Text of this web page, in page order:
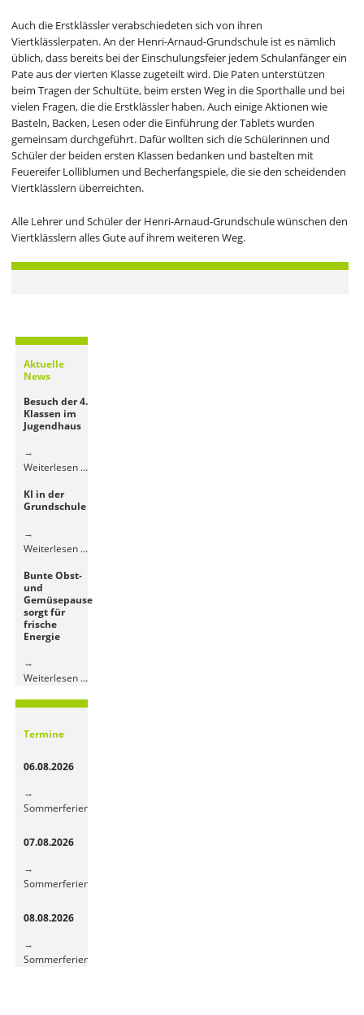
Auch die Erstklässler verabschiedeten sich von ihren
Viertklässlerpaten. An der Henri-Arnaud-Grundschule ist es nämlich
üblich, dass bereits bei der Einschulungsfeier jedem Schulanfänger ein
Pate aus der vierten Klasse zugeteilt wird. Die Paten unterstützen
beim Tragen der Schultüte, beim ersten Weg in die Sporthalle und bei
vielen Fragen, die die Erstklässler haben. Auch einige Aktionen wie
Basteln, Backen, Lesen oder die Einführung der Tablets wurden
gemeinsam durchgeführt. Dafür wollten sich die Schülerinnen und
Schüler der beiden ersten Klassen bedanken und bastelten mit
Feuereifer Lolliblumen und Becherfangspiele, die sie den scheidenden
Viertklässlern überreichten.
Alle Lehrer und Schüler der Henri-Arnaud-Grundschule wünschen den
Viertklässlern alles Gute auf ihrem weiteren Weg.
Aktuelle
News
Besuch der 4.
Klassen im
Jugendhaus
Weiterlesen …Besuch
KI in der
Grundschule
Weiterlesen …KI
Bunte Obst-
und
Gemüsepause
sorgt für
frische
Energie
Weiterlesen …Bunte
und
Termine
06.08.2026
Sommerferien
07.08.2026
Sommerferien
08.08.2026
Sommerferien